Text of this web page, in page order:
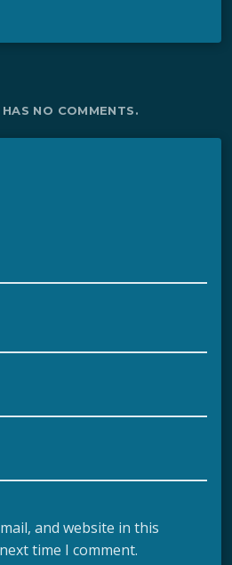
NO COMMENTS.
and website in this
time I comment.